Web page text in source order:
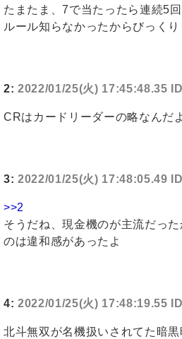
たまたま、7で当たったら連続5回
ルール知らなかったからびっくり
2: 2022/01/25(火) 17:45:48.35
CRはカードリーダーの略なんだ
3: 2022/01/25(火) 17:48:05.49
>>2
そうだね、現金機のが主流だっ
のは違和感があったよ
4: 2022/01/25(火) 17:48:19.55
北斗無双が名機扱いされてた暗